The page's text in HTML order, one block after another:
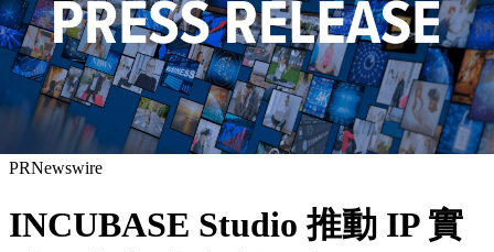
PRNewswire
INCUBASE Studio 推動 IP 實